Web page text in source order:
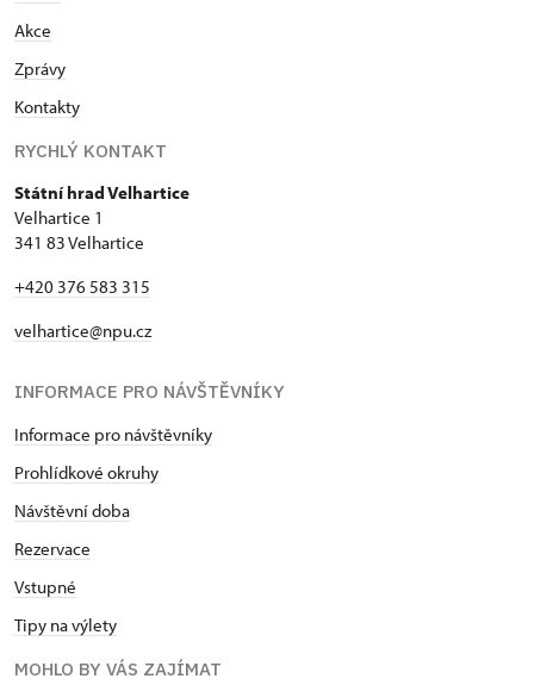
Akce
Zprávy
Kontakty
RYCHLÝ KONTAKT
Státní hrad Velhartice
Velhartice 1
341 83 Velhartice
+420 376 583 315
velhartice@npu.cz
INFORMACE PRO NÁVŠTĚVNÍKY
Informace pro návštěvníky
Prohlídkové okruhy
Návštěvní doba
Rezervace
Vstupné
Tipy na výlety
MOHLO BY VÁS ZAJÍMAT